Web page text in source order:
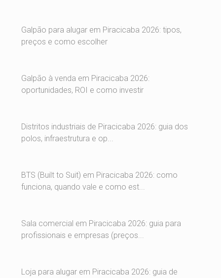
Galpão para alugar em Piracicaba 2026: tipos,
preços e como escolher
Galpão à venda em Piracicaba 2026:
oportunidades, ROI e como investir
Distritos industriais de Piracicaba 2026: guia dos
polos, infraestrutura e op...
BTS (Built to Suit) em Piracicaba 2026: como
funciona, quando vale e como est...
Sala comercial em Piracicaba 2026: guia para
profissionais e empresas (preços...
Loja para alugar em Piracicaba 2026: guia de